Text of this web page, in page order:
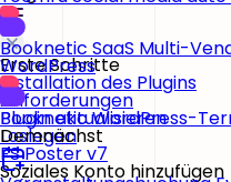
Booknetic SaaS Multi-
WordPress
BookneticWordPress-
Demnächst
Erste Schritte
Installation des Plugins
Anforderungen
Plugin aktualisieren
Loslegen
FS Poster v7
Soziales Konto hinzufügen